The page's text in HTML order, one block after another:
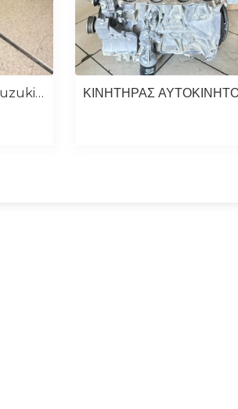
Ατέρμονας Τιμονιού Suzuki Jimny 2000-2007